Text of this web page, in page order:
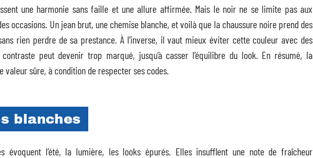
une harmonie sans faille et une allure affirmée. Mais le noir ne se limite pas aux
occasions. Un jean brut, une chemise blanche, et voilà que la chaussure noire prend des
rien perdre de sa prestance. À l’inverse, il vaut mieux éviter cette couleur avec des
peut devenir trop marqué, jusqu’à casser l’équilibre du look. En résumé, la
valeur sûre, à condition de respecter ses codes.
blanches
évoquent l’été, la lumière, les looks épurés. Elles insufflent une note de fraîcheur